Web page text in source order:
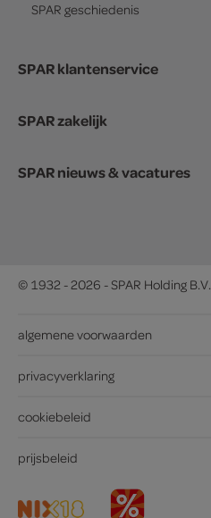
SPAR geschiedenis
SPAR klantenservice
SPAR zakelijk
SPAR nieuws & vacatures
© 1932 - 2026 - SPAR Holding B.V.
algemene voorwaarden
privacyverklaring
cookiebeleid
prijsbeleid